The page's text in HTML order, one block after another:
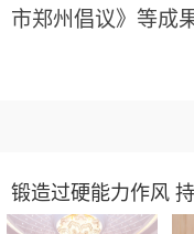
市郑州倡议》等成果
锻造过硬能力作风